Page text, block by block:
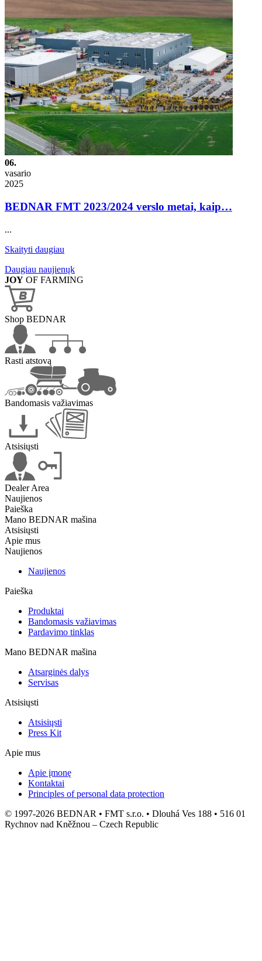
06.
vasario
2025
BEDNAR FMT 2023/2024 verslo metai, kaip…
...
Skaityti daugiau
Daugiau naujienųk
JOY OF FARMING
Shop BEDNAR
Rasti atstovą
Bandomasis važiavimas
Atsisiųsti
Dealer Area
Naujienos
Paieška
Mano BEDNAR mašina
Atsisiųsti
Apie mus
Naujienos
Naujienos
Paieška
Produktai
Bandomasis važiavimas
Pardavimo tinklas
Mano BEDNAR mašina
Atsarginės dalys
Servisas
Atsisiųsti
Atsisiųsti
Press Kit
Apie mus
Apie įmonę
Kontaktai
Principles of personal data protection
© 1997-2026 BEDNAR • FMT s.r.o. • Dlouhá Ves 188 • 516 01
Rychnov nad Kněžnou – Czech Republic